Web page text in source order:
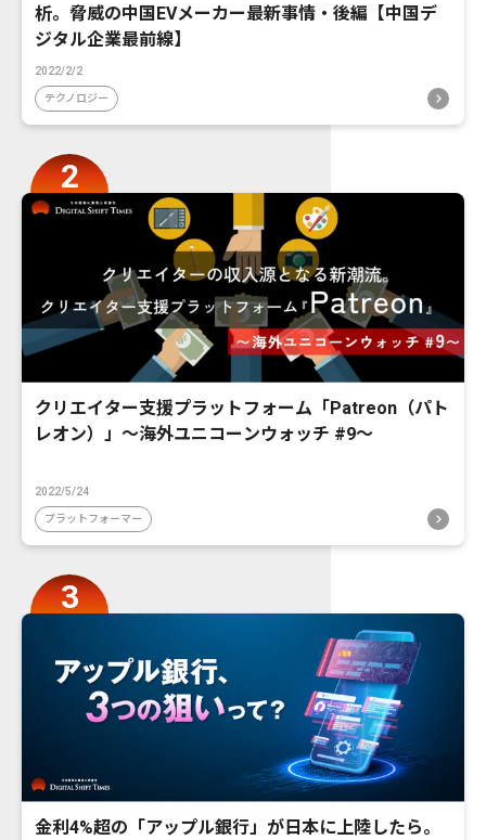
析。脅威の中国EVメーカー最新事情・後編【中国デ
ジタル企業最前線】
2022/2/2
テクノロジー
クリエイター支援プラットフォーム「Patreon（パト
レオン）」〜海外ユニコーンウォッチ #9〜
2022/5/24
プラットフォーマー
金利4%超の「アップル銀行」が日本に上陸したら。